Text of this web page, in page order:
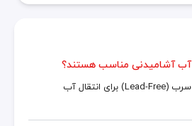
بله، لوله‌های UPVC بدون سرب (Lead-Free) برای انتقال آب